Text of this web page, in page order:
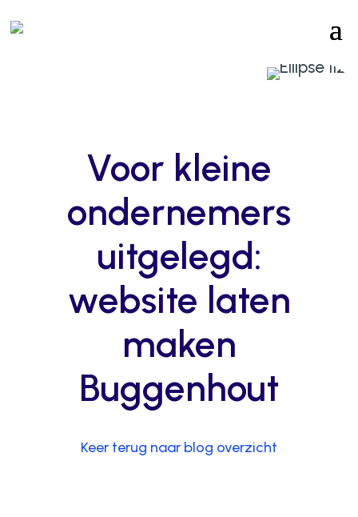
Voor kleine
ondernemers
uitgelegd:
website laten
maken
Buggenhout
Keer terug naar blog overzicht